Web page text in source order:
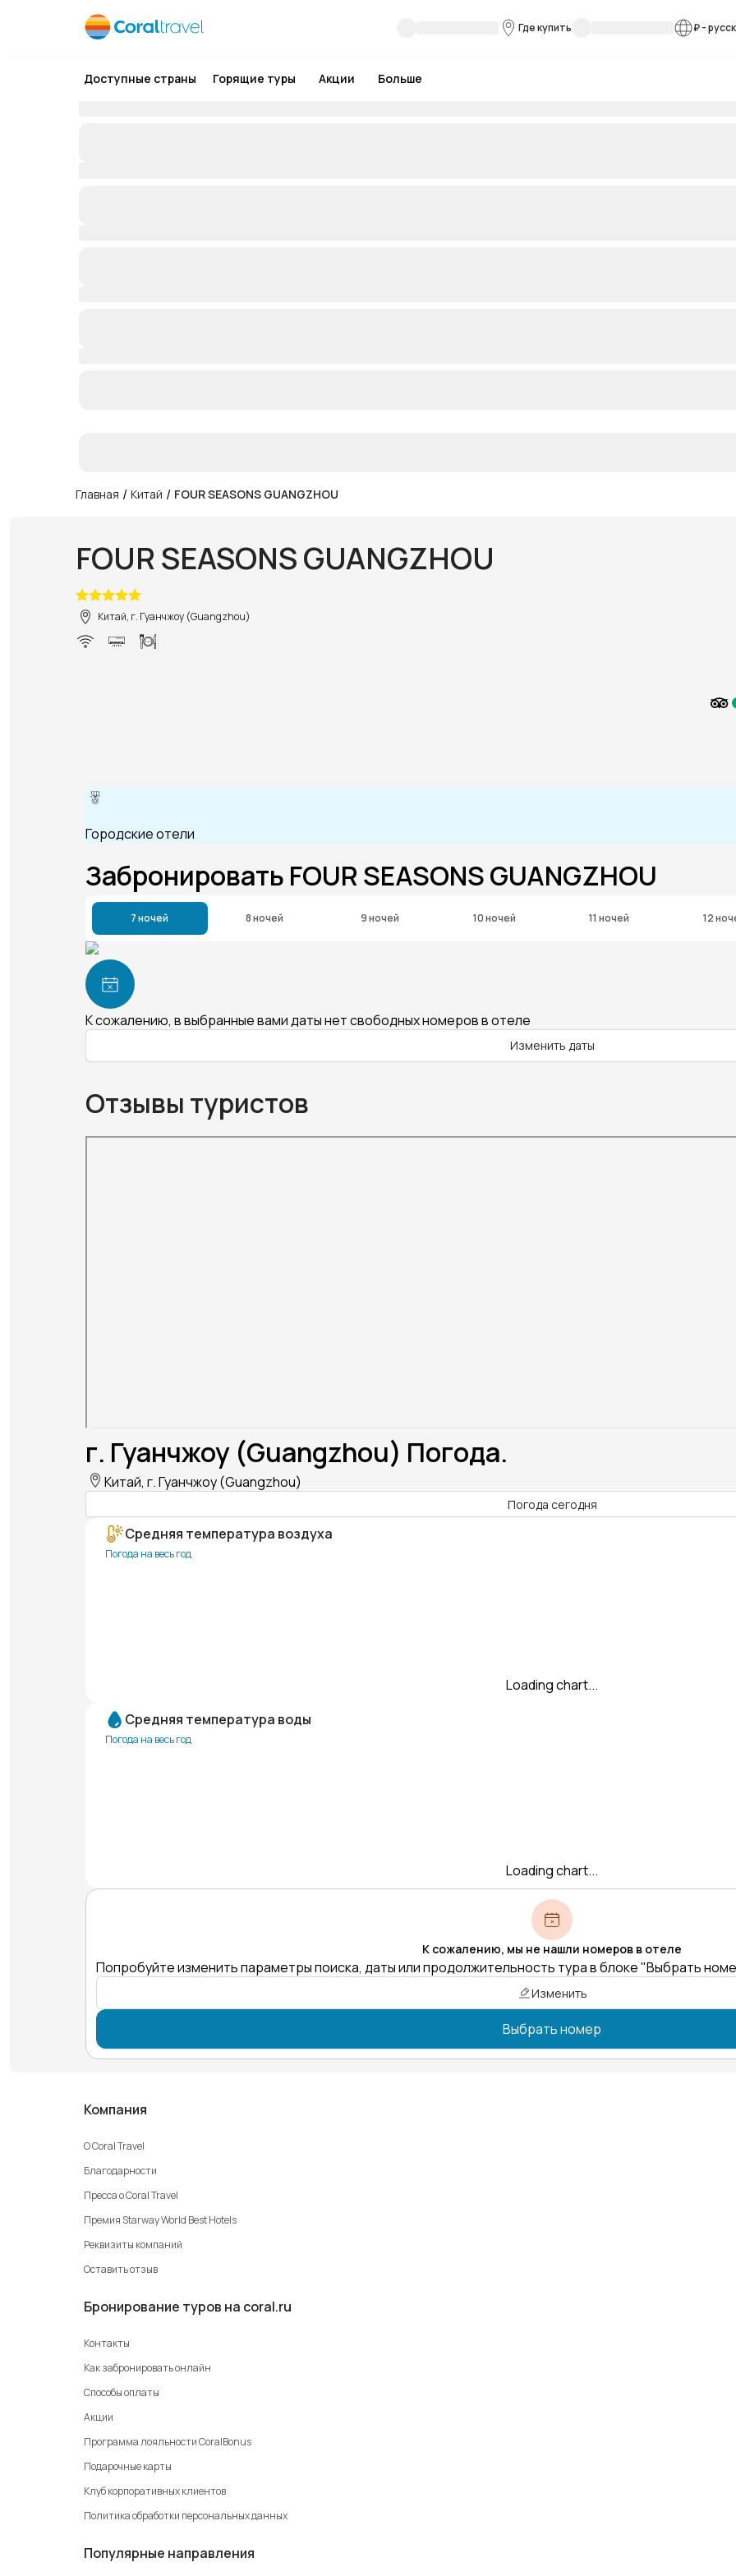
Где купить ₽-
Доступные страны Горящие туры Акции Больше
Главная / Китай / FOUR SEASONS GUANGZHOU
FOUR SEASONS GUANGZHOU
Китай, г. Гуанчжоу (Guangzhou)
Городские отели
Забронировать FOUR SEASONS GUANGZHOU
7 ночей 8 ночей 9 ночей 10 ночей 11 ночей 12
К сожалению, в выбранные вами даты нет свободных номеров в отеле
Изменить даты
Отзывы туристов
г. Гуанчжоу (Guangzhou) Погода.
Китай, г. Гуанчжоу (Guangzhou)
Погода сегодня
Средняя температура воздуха
Погода на весь год
Loading chart...
Средняя температура воды
Погода на весь год
Loading chart...
К сожалению, мы не нашли номеров в отеле
Попробуйте изменить параметры поиска, даты или продолжительность тура в блоке "Выбрать
Изменить
Выбрать номер
Компания
О Coral Travel
Благодарности
Пресса о Coral Travel
Премия Starway World Best Hotels
Реквизиты компаний
Оставить отзыв
Бронирование туров на coral.ru
Контакты
Как забронировать онлайн
Способы оплаты
Акции
Программа лояльности CoralBonus
Подарочные карты
Клуб корпоративных клиентов
Политика обработки персональных данных
Популярные направления